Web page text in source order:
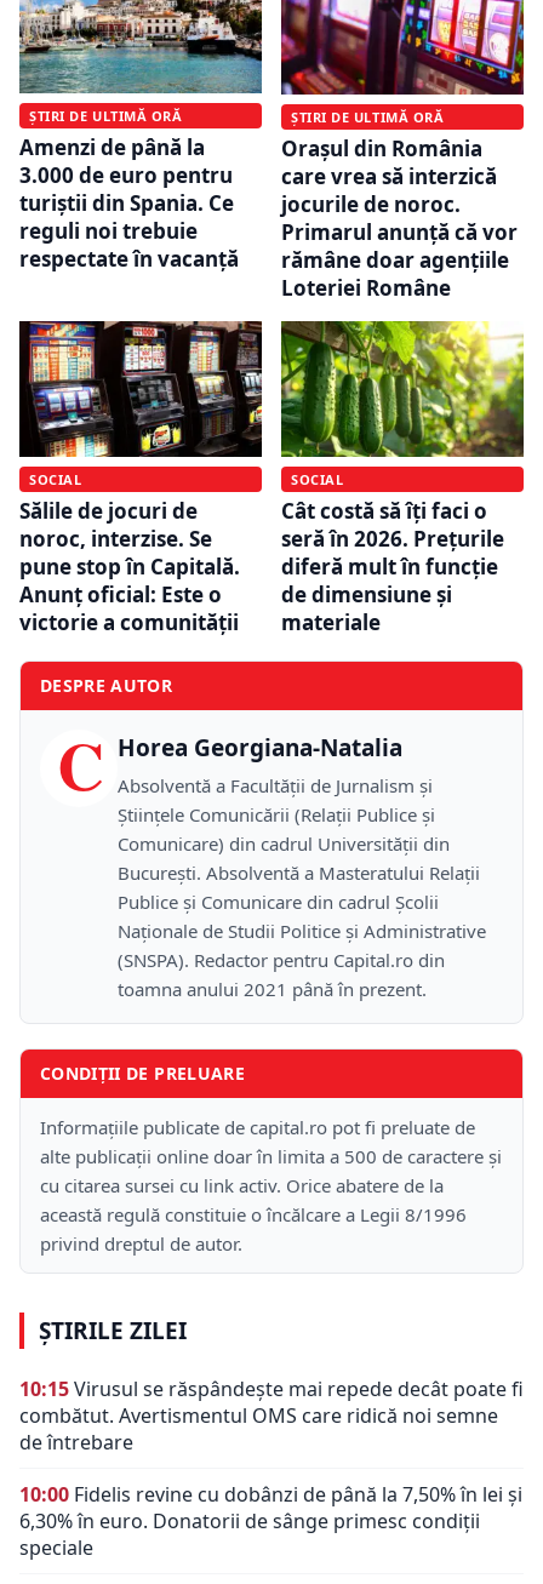
ȘTIRI DE ULTIMĂ ORĂ
Amenzi de până la
3.000 de euro pentru
turiștii din Spania. Ce
reguli noi trebuie
respectate în vacanță
ȘTIRI DE ULTIMĂ ORĂ
Orașul din România
care vrea să interzică
jocurile de noroc.
Primarul anunță că vor
rămâne doar agențiile
Loteriei Române
SOCIAL
Sălile de jocuri de
noroc, interzise. Se
pune stop în Capitală.
Anunț oficial: Este o
victorie a comunității
SOCIAL
Cât costă să îți faci o
seră în 2026. Prețurile
diferă mult în funcție
de dimensiune și
materiale
DESPRE AUTOR
C Horea Georgiana-Natalia
Absolventă a Facultății de Jurnalism și
Științele Comunicării (Relații Publice și
Comunicare) din cadrul Universității din
București. Absolventă a Masteratului Relații
Publice și Comunicare din cadrul Școlii
Naţionale de Studii Politice și Administrative
(SNSPA). Redactor pentru Capital.ro din
toamna anului 2021 până în prezent.
CONDIȚII DE PRELUARE
Informațiile publicate de capital.ro pot fi preluate de
alte publicații online doar în limita a 500 de caractere și
cu citarea sursei cu link activ. Orice abatere de la
această regulă constituie o încălcare a Legii 8/1996
privind dreptul de autor.
ȘTIRILE ZILEI
10:15Virusul se răspândește mai repede decât poate fi
combătut. Avertismentul OMS care ridică noi semne
de întrebare
10:00 Fidelis revine cu dobânzi de până la 7,50% în lei și
6,30% în euro. Donatorii de sânge primesc condiții
speciale